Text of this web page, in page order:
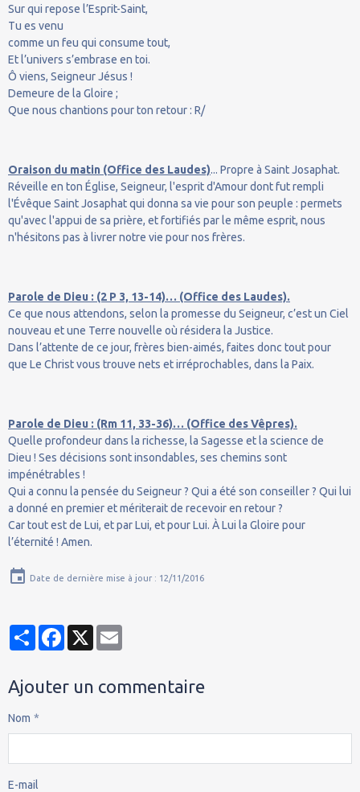
Sur qui repose l’Esprit-Saint,
Tu es venu
comme un feu qui consume tout,
Et l’univers s’embrase en toi.
Ô viens, Seigneur Jésus !
Demeure de la Gloire ;
Que nous chantions pour ton retour : R/
Oraison du matin (Office des Laudes)... Propre à Saint Josaphat.
Réveille en ton Église, Seigneur, l'esprit d'Amour dont fut rempli
l'Évêque Saint Josaphat qui donna sa vie pour son peuple : permets
qu'avec l'appui de sa prière, et fortifiés par le même esprit, nous
n'hésitons pas à livrer notre vie pour nos frères.
Parole de Dieu : (2 P 3, 13-14)… (Office des Laudes).
Ce que nous attendons, selon la promesse du Seigneur, c’est un Ciel
nouveau et une Terre nouvelle où résidera la Justice.
Dans l’attente de ce jour, frères bien-aimés, faites donc tout pour
que Le Christ vous trouve nets et irréprochables, dans la Paix.
Parole de Dieu : (Rm 11, 33-36)… (Office des Vêpres).
Quelle profondeur dans la richesse, la Sagesse et la science de
Dieu ! Ses décisions sont insondables, ses chemins sont
impénétrables !
Qui a connu la pensée du Seigneur ? Qui a été son conseiller ? Qui lui
a donné en premier et mériterait de recevoir en retour ?
Car tout est de Lui, et par Lui, et pour Lui. À Lui la Gloire pour
l’éternité ! Amen.
Date de dernière mise à jour : 12/11/2016
PartagerFacebook
X
Ajouter un commentaire
Nom
E-mail